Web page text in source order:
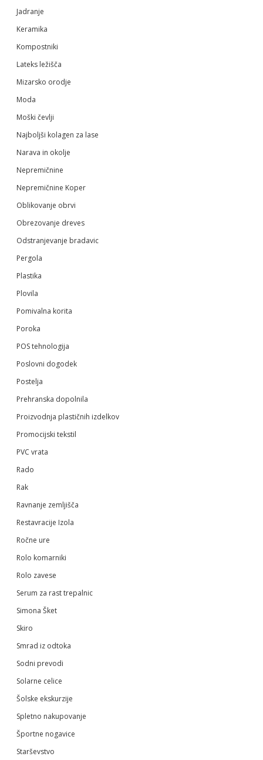
Jadranje
Keramika
Kompostniki
Lateks ležišča
Mizarsko orodje
Moda
Moški čevlji
Najboljši kolagen za lase
Narava in okolje
Nepremičnine
Nepremičnine Koper
Oblikovanje obrvi
Obrezovanje dreves
Odstranjevanje bradavic
Pergola
Plastika
Plovila
Pomivalna korita
Poroka
POS tehnologija
Poslovni dogodek
Postelja
Prehranska dopolnila
Proizvodnja plastičnih izdelkov
Promocijski tekstil
PVC vrata
Rado
Rak
Ravnanje zemljišča
Restavracije Izola
Ročne ure
Rolo komarniki
Rolo zavese
Serum za rast trepalnic
Simona Šket
Skiro
Smrad iz odtoka
Sodni prevodi
Solarne celice
Šolske ekskurzije
Spletno nakupovanje
Športne nogavice
Starševstvo